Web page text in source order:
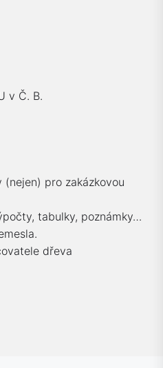
v Č. B.
(nejen) pro zakázkovou
tabulky, poznámky…
dřeva